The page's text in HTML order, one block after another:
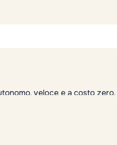
veloce e a costo zero.